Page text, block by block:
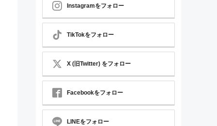
Instagramをフォロー
TikTokをフォロー
X (旧Twitter) をフォロー
Facebookをフォロー
LINEをフォロー